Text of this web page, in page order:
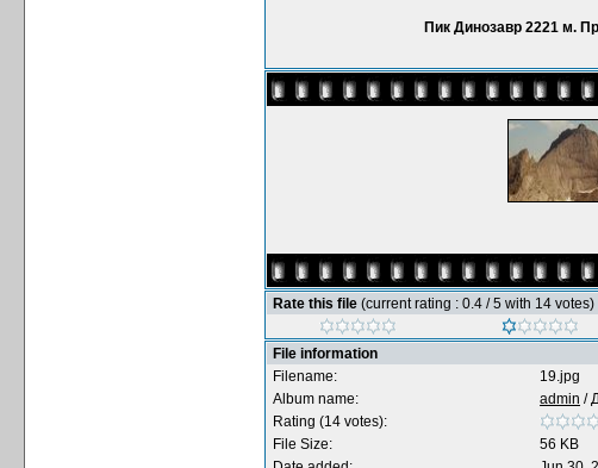
Пик Динозавр 2221 м.
Rate this file (current rating : 0.4 / 5 with 14 votes)
File information
Filename:
19.jpg
Album name:
admin /
Rating (14 votes):
File Size:
56 KB